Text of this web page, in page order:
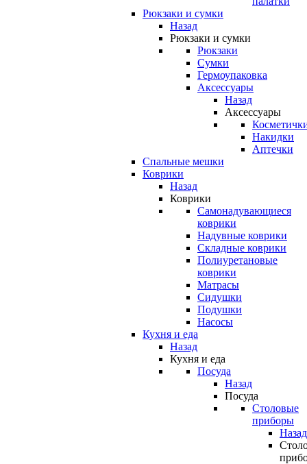
Рюкзаки и сумки
Назад
Рюкзаки и сумки
Рюкзаки
Сумки
Гермоупаковка
Аксессуары
Назад
Аксессуары
Накидки
Аптечки
Спальные мешки
Коврики
Назад
Коврики
Самонадувающиеся
коврики
Надувные коврики
Складные коврики
Полиуретановые
коврики
Матрасы
Сидушки
Подушки
Насосы
Кухня и еда
Назад
Кухня и еда
Посуда
Назад
Посуда
Столовые
приборы
Назад